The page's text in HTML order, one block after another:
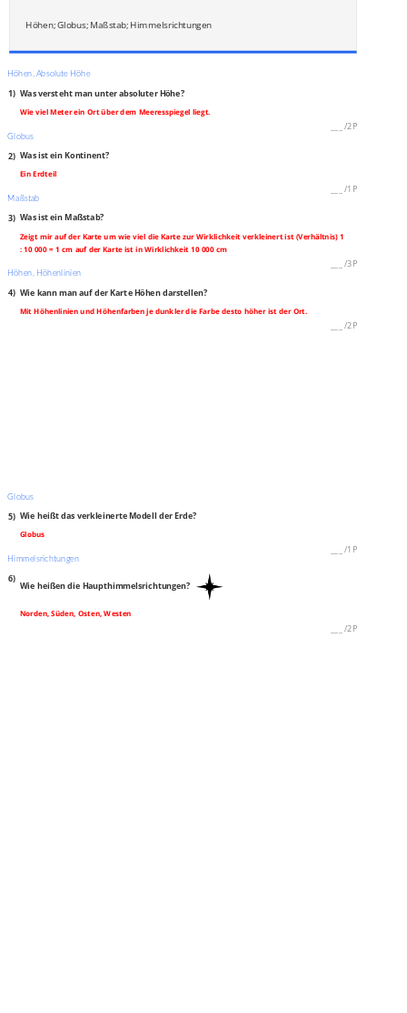
Höhen; Globus; Maßstab; Himmelsrichtungen
Höhen, Absolute Höhe
1) Was versteht man unter absoluter Höhe?
Wie viel Meter ein Ort über dem Meeresspiegel liegt.
/2P
Globus
2) Was ist ein Kontinent?
Ein Erdteil
/1P
Maßstab
3) Was ist ein Maßstab?
Zeigt mir auf der Karte um wie viel die Karte zur Wirklichkeit verkleinert ist (Verhältnis) 1
: 10 000 = 1 cm auf der Karte ist in Wirklichkeit 10 000 cm
/3P
Höhen, Höhenlinien
4) Wie kann man auf der Karte Höhen darstellen?
Mit Höhenlinien und Höhenfarben je dunkler die Farbe desto höher ist der Ort.
/2P
Globus
5) Wie heißt das verkleinerte Modell der Erde?
Globus
/1P
Himmelsrichtungen
6)
Wie heißen die Haupthimmelsrichtungen?
Norden, Süden, Osten, Westen
/2P